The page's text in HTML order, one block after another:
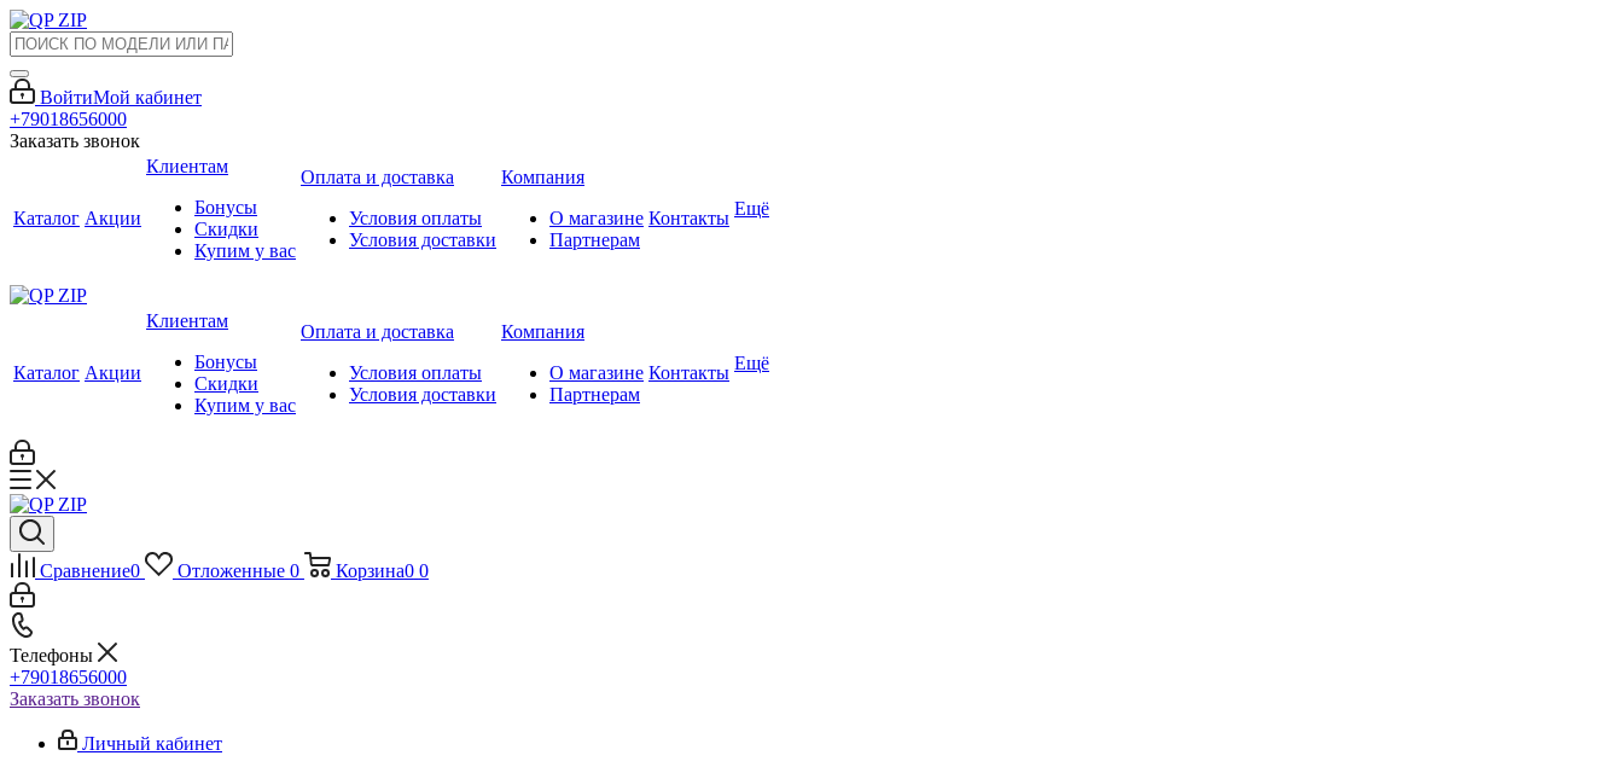
ВойтиМой кабинет
+79018656000
Заказать звонок
Каталог Акции
Клиентам
Бонусы
Скидки
Купим у вас
Оплата и доставка
Условия оплаты
Условия доставки
Компания
О магазине
Партнерам
Контакты Ещё
Каталог Акции
Клиентам
Бонусы
Скидки
Купим у вас
Оплата и доставка
Условия оплаты
Условия доставки
Компания
О магазине
Партнерам
Контакты Ещё
Сравнение0 Отложенные 0 Корзина0 0
Телефоны
+79018656000
Заказать звонок
Личный кабинет